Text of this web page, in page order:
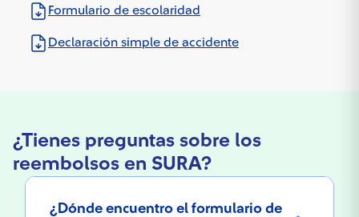
Formulario de escolaridad
Declaración simple de accidente
¿Tienes preguntas sobre los
reembolsos en SURA?
¿Dónde encuentro el formulario de